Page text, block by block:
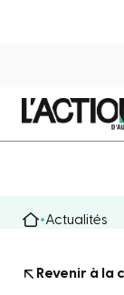
Actualités
Revenir à la